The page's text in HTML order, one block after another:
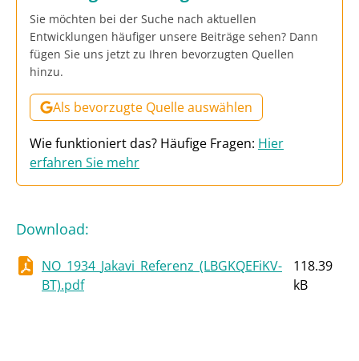
Sie möchten bei der Suche nach aktuellen
Entwicklungen häufiger unsere Beiträge sehen? Dann
fügen Sie uns jetzt zu Ihren bevorzugten Quellen
hinzu.
Als bevorzugte Quelle auswählen
Wie funktioniert das? Häufige Fragen: Hier
erfahren Sie mehr
Download:
NO_1934_Jakavi_Referenz_(LBGKQEFiKV-
BT).pdf
118.39
kB